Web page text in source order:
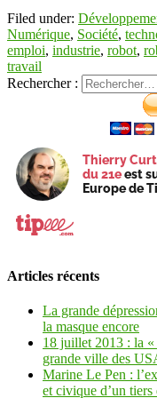
Filed under:
Numérique, Société,
emploi, industrie, robot,
travail
Rechercher :
Thierry
du 21eest
Europe de
Articles récents
La grande
la masque encore
18 juillet 2013 : la
grande ville des
Marine Le Pen :
et civique d’un tiers